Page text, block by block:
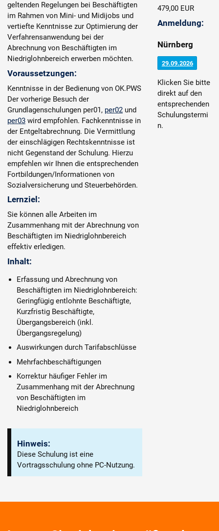
geltenden Regelungen bei Beschäftigten
im Rahmen von Mini- und Midijobs und
vertiefte Kenntnisse zur Optimierung der
Verfahrensanwendung bei der
Abrechnung von Beschäftigten im
Niedriglohnbereich erwerben möchten.
Voraussetzungen:
Kenntnisse in der Bedienung von OK.PWS
Der vorherige Besuch der
Grundlagenschulungen per01, per02 und
per03 wird empfohlen. Fachkenntnisse in
der Entgeltabrechnung. Die Vermittlung
der einschlägigen Rechtskenntnisse ist
nicht Gegenstand der Schulung. Hierzu
empfehlen wir Ihnen die entsprechenden
Fortbildungen/Informationen von
Sozialversicherung und Steuerbehörden.
Lernziel:
Sie können alle Arbeiten im
Zusammenhang mit der Abrechnung von
Beschäftigten im Niedriglohnbereich
effektiv erledigen.
Inhalt:
Erfassung und Abrechnung von
Beschäftigten im Niedriglohnbereich:
Geringfügig entlohnte Beschäftigte,
Kurzfristig Beschäftigte,
Übergangsbereich (inkl.
Übergangsregelung)
Auswirkungen durch Tarifabschlüsse
Mehrfachbeschäftigungen
Korrektur häufiger Fehler im
Zusammenhang mit der Abrechnung
von Beschäftigten im
Niedriglohnbereich
Hinweis:
Diese Schulung ist eine
Vortragsschulung ohne PC-Nutzung.
479,00 EUR
Anmeldung:
Nürnberg
29.09.2026
Klicken Sie bitte
direkt auf den
entsprechenden
Schulungstermi
n.